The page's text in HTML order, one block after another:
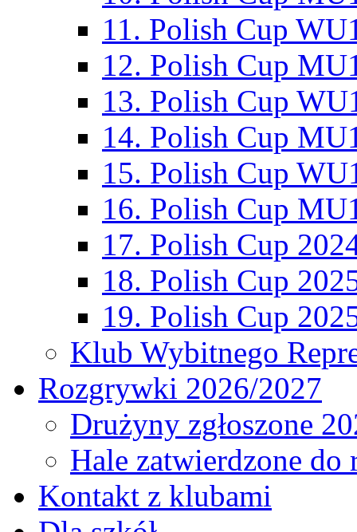
11. Polish Cup
12. Polish Cup
13. Polish Cup
14. Polish Cup
15. Polish Cup
16. Polish Cup
17. Polish Cup
18. Polish Cup
19. Polish Cup
Klub Wybitnego
Rozgrywki 2026/2027
Drużyny zgłoszone
Hale zatwierdzone
Kontakt z klubami